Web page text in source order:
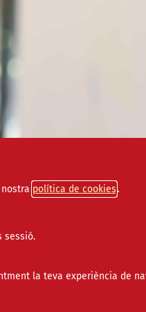
política de cookies
sessió.
la teva experiència de